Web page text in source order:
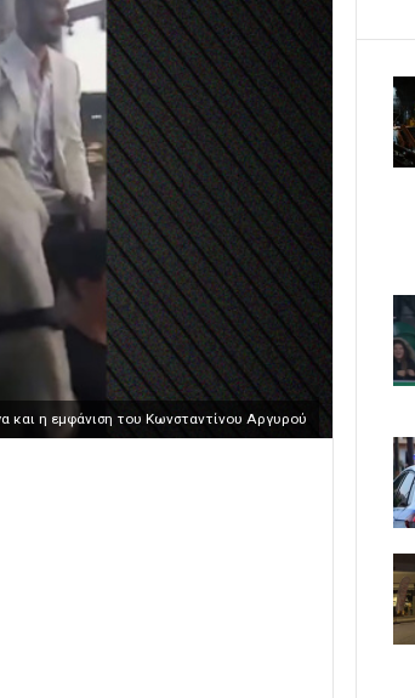
και η εμφάνιση του Κωνσταντίνου Αργυρού